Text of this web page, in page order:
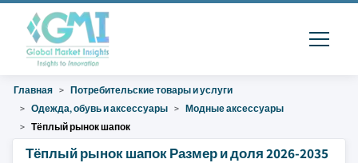
Главная
Потребительские товары и услуги
Одежда, обувь и аксессуары
Модные аксессуары
Тёплый рынок шапок
Тёплый рынок шапок Размер и доля 2026-2035